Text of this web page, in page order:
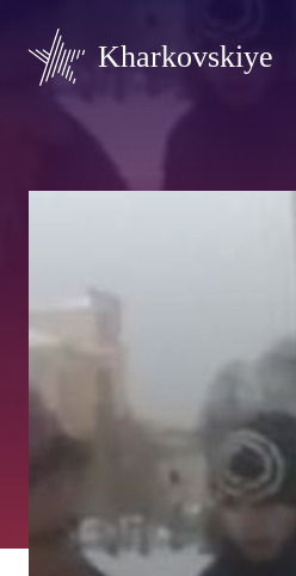
Kharkovskiye